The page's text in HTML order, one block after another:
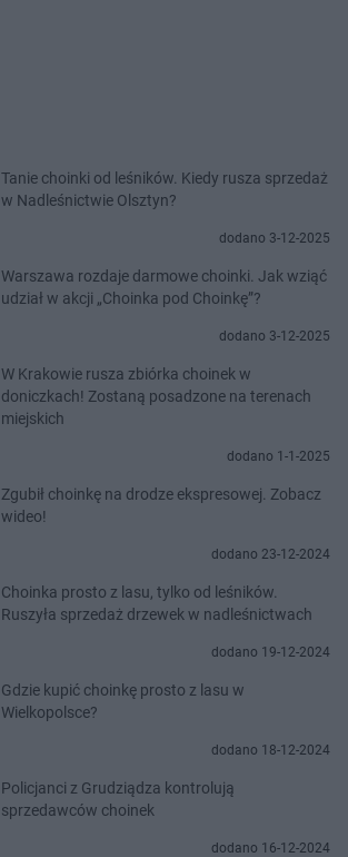
Tanie choinki od leśników. Kiedy rusza sprzedaż
w Nadleśnictwie Olsztyn?
dodano 3-12-2025
Warszawa rozdaje darmowe choinki. Jak wziąć
udział w akcji „Choinka pod Choinkę”?
dodano 3-12-2025
W Krakowie rusza zbiórka choinek w
doniczkach! Zostaną posadzone na terenach
miejskich
dodano 1-1-2025
Zgubił choinkę na drodze ekspresowej. Zobacz
wideo!
dodano 23-12-2024
Choinka prosto z lasu, tylko od leśników.
Ruszyła sprzedaż drzewek w nadleśnictwach
dodano 19-12-2024
Gdzie kupić choinkę prosto z lasu w
Wielkopolsce?
dodano 18-12-2024
Policjanci z Grudziądza kontrolują
sprzedawców choinek
dodano 16-12-2024